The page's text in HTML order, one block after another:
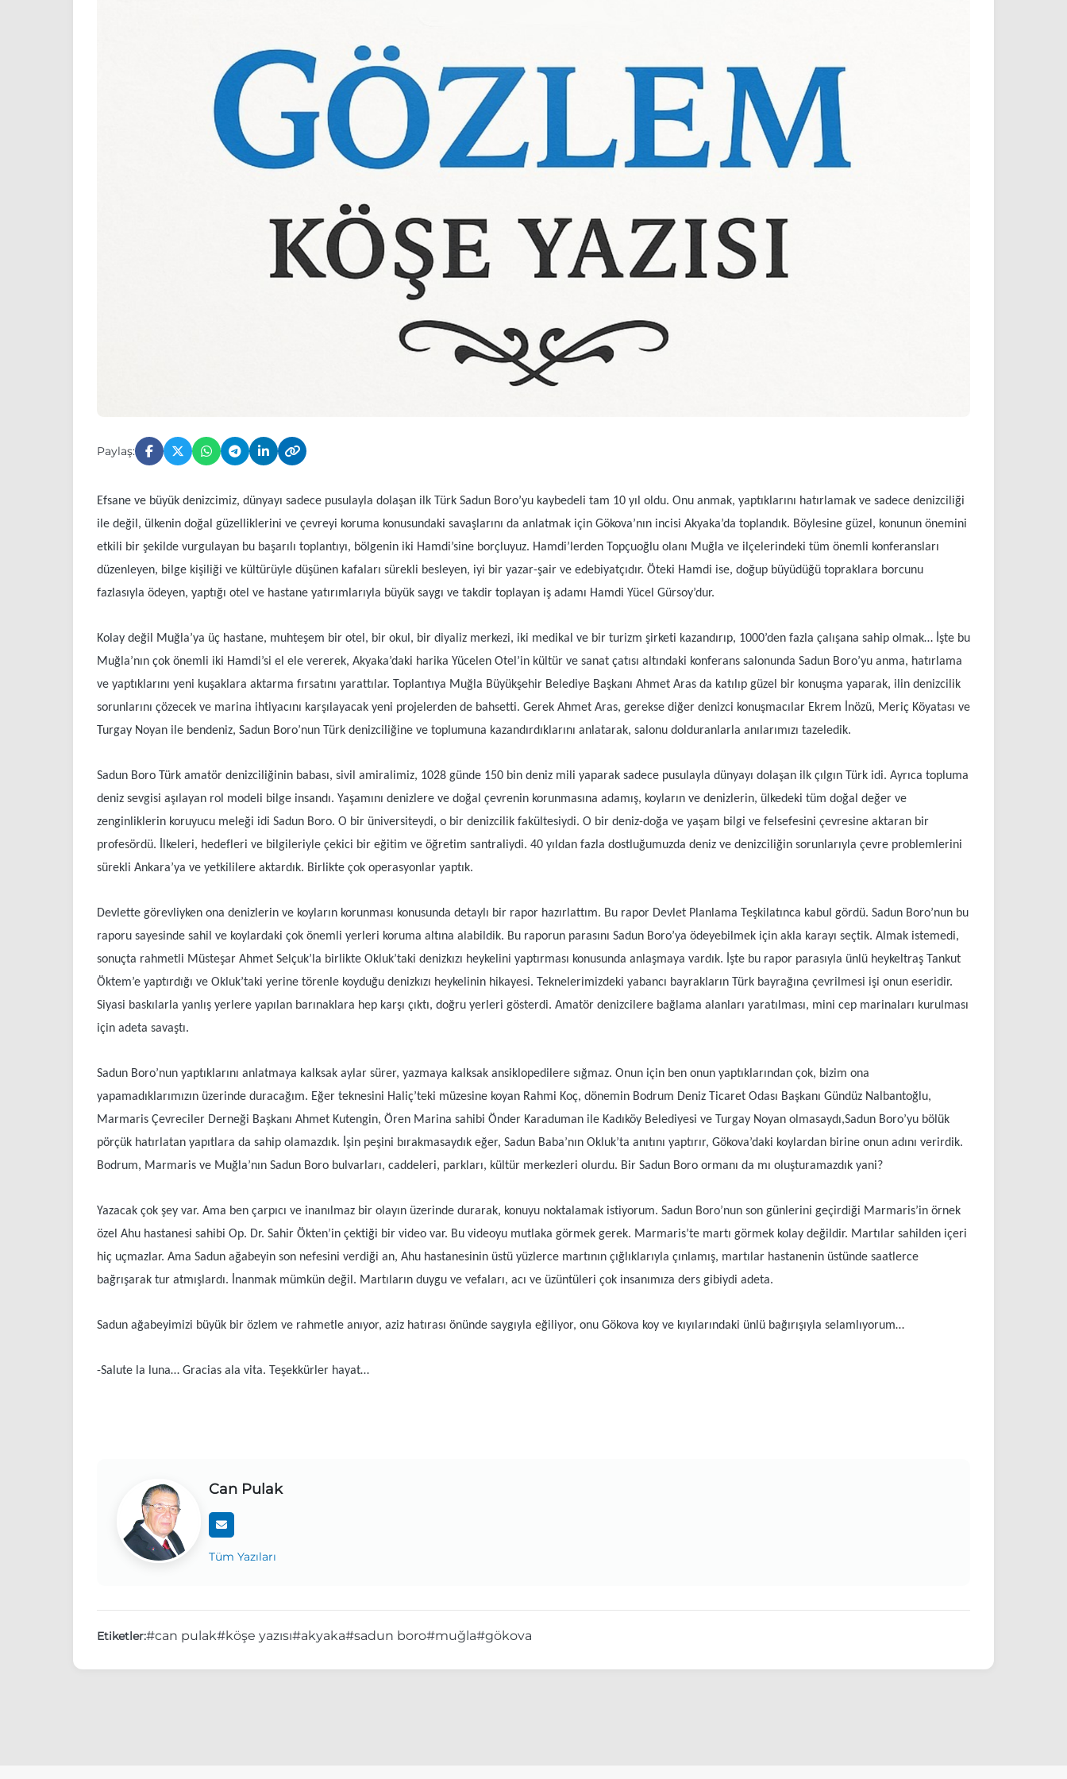
Paylaş:
Efsane ve büyük denizcimiz, dünyayı sadece pusulayla dolaşan ilk Türk Sadun Boro’yu kaybedeli tam 10 yıl oldu. Onu anmak, yaptıklarını hatırlamak ve sadece denizciliği
ile değil, ülkenin doğal güzelliklerini ve çevreyi koruma konusundaki savaşlarını da anlatmak için Gökova’nın incisi Akyaka’da toplandık. Böylesine güzel, konunun önemini
etkili bir şekilde vurgulayan bu başarılı toplantıyı, bölgenin iki Hamdi’sine borçluyuz. Hamdi’lerden Topçuoğlu olanı Muğla ve ilçelerindeki tüm önemli konferansları
düzenleyen, bilge kişiliği ve kültürüyle düşünen kafaları sürekli besleyen, iyi bir yazar-şair ve edebiyatçıdır. Öteki Hamdi ise, doğup büyüdüğü topraklara borcunu
fazlasıyla ödeyen, yaptığı otel ve hastane yatırımlarıyla büyük saygı ve takdir toplayan iş adamı Hamdi Yücel Gürsoy’dur.
Kolay değil Muğla’ya üç hastane, muhteşem bir otel, bir okul, bir diyaliz merkezi, iki medikal ve bir turizm şirketi kazandırıp, 1000’den fazla çalışana sahip olmak… İşte bu
Muğla’nın çok önemli iki Hamdi’si el ele vererek, Akyaka’daki harika Yücelen Otel’in kültür ve sanat çatısı altındaki konferans salonunda Sadun Boro’yu anma, hatırlama
ve yaptıklarını yeni kuşaklara aktarma fırsatını yarattılar. Toplantıya Muğla Büyükşehir Belediye Başkanı Ahmet Aras da katılıp güzel bir konuşma yaparak, ilin denizcilik
sorunlarını çözecek ve marina ihtiyacını karşılayacak yeni projelerden de bahsetti. Gerek Ahmet Aras, gerekse diğer denizci konuşmacılar Ekrem İnözü, Meriç Köyatası ve
Turgay Noyan ile bendeniz, Sadun Boro’nun Türk denizciliğine ve toplumuna kazandırdıklarını anlatarak, salonu dolduranlarla anılarımızı tazeledik.
Sadun Boro Türk amatör denizciliğinin babası, sivil amiralimiz, 1028 günde 150 bin deniz mili yaparak sadece pusulayla dünyayı dolaşan ilk çılgın Türk idi. Ayrıca topluma
deniz sevgisi aşılayan rol modeli bilge insandı. Yaşamını denizlere ve doğal çevrenin korunmasına adamış, koyların ve denizlerin, ülkedeki tüm doğal değer ve
zenginliklerin koruyucu meleği idi Sadun Boro. O bir üniversiteydi, o bir denizcilik fakültesiydi. O bir deniz-doğa ve yaşam bilgi ve felsefesini çevresine aktaran bir
profesördü. İlkeleri, hedefleri ve bilgileriyle çekici bir eğitim ve öğretim santraliydi. 40 yıldan fazla dostluğumuzda deniz ve denizciliğin sorunlarıyla çevre problemlerini
sürekli Ankara’ya ve yetkililere aktardık. Birlikte çok operasyonlar yaptık.
Devlette görevliyken ona denizlerin ve koyların korunması konusunda detaylı bir rapor hazırlattım. Bu rapor Devlet Planlama Teşkilatınca kabul gördü. Sadun Boro’nun bu
raporu sayesinde sahil ve koylardaki çok önemli yerleri koruma altına alabildik. Bu raporun parasını Sadun Boro’ya ödeyebilmek için akla karayı seçtik. Almak istemedi,
sonuçta rahmetli Müsteşar Ahmet Selçuk’la birlikte Okluk’taki denizkızı heykelini yaptırması konusunda anlaşmaya vardık. İşte bu rapor parasıyla ünlü heykeltraş Tankut
Öktem’e yaptırdığı ve Okluk’taki yerine törenle koyduğu denizkızı heykelinin hikayesi. Teknelerimizdeki yabancı bayrakların Türk bayrağına çevrilmesi işi onun eseridir.
Siyasi baskılarla yanlış yerlere yapılan barınaklara hep karşı çıktı, doğru yerleri gösterdi. Amatör denizcilere bağlama alanları yaratılması, mini cep marinaları kurulması
için adeta savaştı.
Sadun Boro’nun yaptıklarını anlatmaya kalksak aylar sürer, yazmaya kalksak ansiklopedilere sığmaz. Onun için ben onun yaptıklarından çok, bizim ona
yapamadıklarımızın üzerinde duracağım. Eğer teknesini Haliç’teki müzesine koyan Rahmi Koç, dönemin Bodrum Deniz Ticaret Odası Başkanı Gündüz Nalbantoğlu,
Marmaris Çevreciler Derneği Başkanı Ahmet Kutengin, Ören Marina sahibi Önder Karaduman ile Kadıköy Belediyesi ve Turgay Noyan olmasaydı,Sadun Boro’yu bölük
pörçük hatırlatan yapıtlara da sahip olamazdık. İşin peşini bırakmasaydık eğer, Sadun Baba’nın Okluk’ta anıtını yaptırır, Gökova’daki koylardan birine onun adını verirdik.
Bodrum, Marmaris ve Muğla’nın Sadun Boro bulvarları, caddeleri, parkları, kültür merkezleri olurdu. Bir Sadun Boro ormanı da mı oluşturamazdık yani?
Yazacak çok şey var. Ama ben çarpıcı ve inanılmaz bir olayın üzerinde durarak, konuyu noktalamak istiyorum. Sadun Boro’nun son günlerini geçirdiği Marmaris’in örnek
özel Ahu hastanesi sahibi Op. Dr. Sahir Ökten’in çektiği bir video var. Bu videoyu mutlaka görmek gerek. Marmaris’te martı görmek kolay değildir. Martılar sahilden içeri
hiç uçmazlar. Ama Sadun ağabeyin son nefesini verdiği an, Ahu hastanesinin üstü yüzlerce martının çığlıklarıyla çınlamış, martılar hastanenin üstünde saatlerce
bağrışarak tur atmışlardı. İnanmak mümkün değil. Martıların duygu ve vefaları, acı ve üzüntüleri çok insanımıza ders gibiydi adeta.
Sadun ağabeyimizi büyük bir özlem ve rahmetle anıyor, aziz hatırası önünde saygıyla eğiliyor, onu Gökova koy ve kıyılarındaki ünlü bağırışıyla selamlıyorum…
-Salute la luna… Gracias ala vita. Teşekkürler hayat…
Can Pulak
Tüm Yazıları
Etiketler:#can pulak#köşe yazısı#akyaka#sadun boro#muğla#gökova